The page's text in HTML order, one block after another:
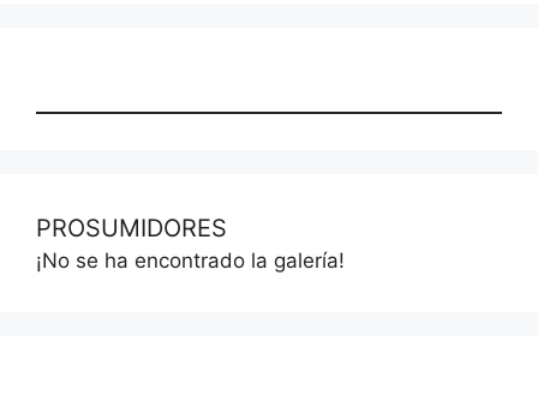
PROSUMIDORES
¡No se ha encontrado la galería!